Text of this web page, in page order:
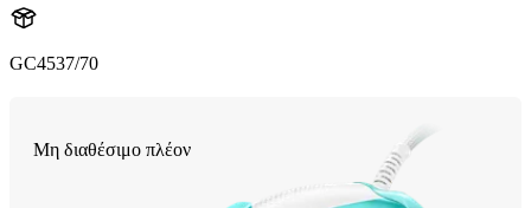
GC4537/70
Μη διαθέσιμο πλέον